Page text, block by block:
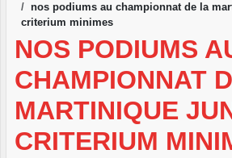
nos podiums au championnat de la
criterium minimes
NOS PODIUMS
CHAMPIONNAT
MARTINIQUE
CRITERIUM